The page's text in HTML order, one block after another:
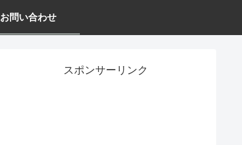
お問い合わせ
スポンサーリンク